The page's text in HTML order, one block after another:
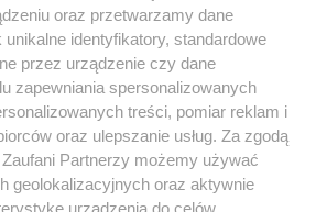
i nowe inwestycje
3 dni
oraz przetwarzamy dane
identyfikatory, standardowe
przez urządzenie czy dane
zapewniania spersonalizowanych
treści, pomiar reklam i
oraz ulepszanie usług. Za zgodą
Partnerzy możemy używać
geolokalizacyjnych oraz aktywnie
urządzenia do celów